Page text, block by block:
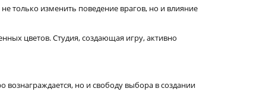
только изменить поведение врагов, но и влияние
цветов. Студия, создающая игру, активно
вознаграждается, но и свободу выбора в создании